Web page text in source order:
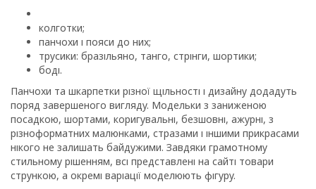
колготки;
панчохи і пояси до них;
трусики: бразільяно, танго, стрінги, шортики;
боді.
Панчохи та шкарпетки різної щільності і дизайну додадуть
поряд завершеного вигляду. Модельки з заниженою
посадкою, шортами, коригувальні, безшовні, ажурні, з
різноформатних малюнками, стразами і іншими прикрасами
нікого не залишать байдужими. Завдяки грамотному
стильному рішенням, всі представлені на сайті товари
стрункою, а окремі варіації моделюють фігуру.